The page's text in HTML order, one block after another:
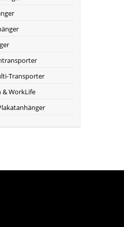
Transporter
& WorkLife